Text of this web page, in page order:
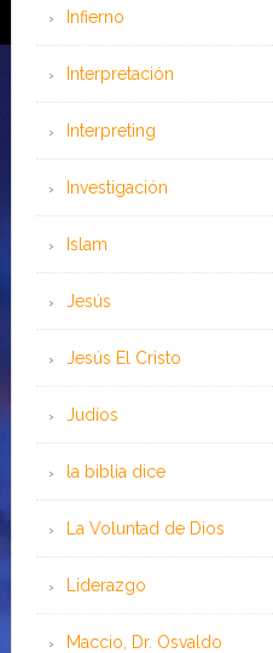
Infierno
Interpretación
Interpreting
Investigación
Islam
Jesús
Jesús El Cristo
Judíos
la biblia dice
La Voluntad de Dios
Liderazgo
Maccio, Dr. Osvaldo